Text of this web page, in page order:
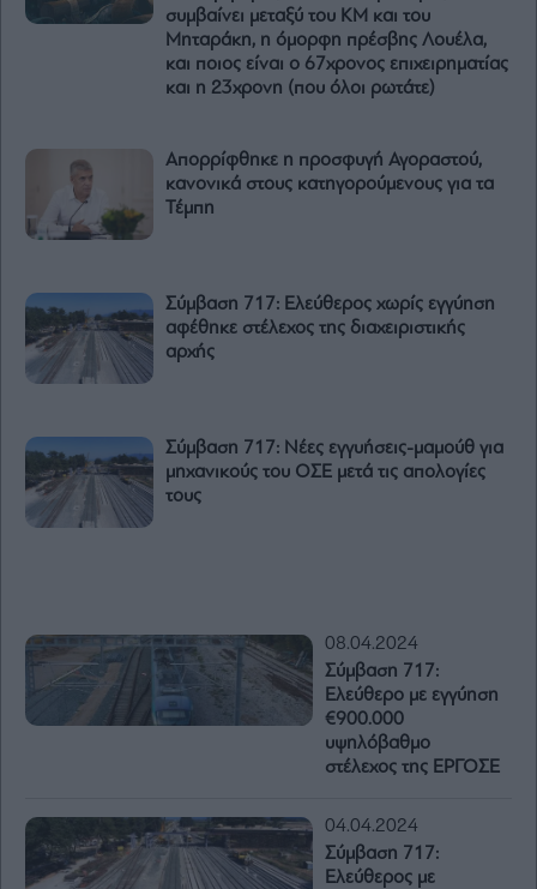
συμβαίνει μεταξύ του ΚΜ και του
Μηταράκη, η όμορφη πρέσβης Λουέλα,
και ποιος είναι ο 67χρονος επιχειρηματίας
και η 23χρονη (που όλοι ρωτάτε)
Απορρίφθηκε η προσφυγή Αγοραστού,
κανονικά στους κατηγορούμενους για τα
Τέμπη
Σύμβαση 717: Ελεύθερος χωρίς εγγύηση
αφέθηκε στέλεχος της διαχειριστικής
αρχής
Σύμβαση 717: Νέες εγγυήσεις-μαμούθ για
μηχανικούς του ΟΣΕ μετά τις απολογίες
τους
08.04.2024
Σύμβαση 717:
Ελεύθερο με εγγύηση
€900.000
υψηλόβαθμο
στέλεχος της ΕΡΓΟΣΕ
04.04.2024
Σύμβαση 717:
Ελεύθερος με